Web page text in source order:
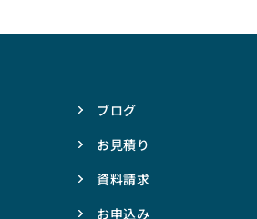
ブログ
お見積り
資料請求
お申込み